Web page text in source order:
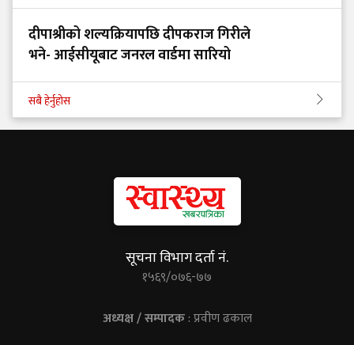
दीपाश्रीको शल्यक्रियापछि दीपकराज गिरीले
भने- आईसीयूबाट जनरल वार्डमा सारियो
सबै हेर्नुहोस
सूचना विभाग दर्ता नं.
१५६९/०७६-७७
अध्यक्ष / सम्पादक: प्रवीण ढकाल